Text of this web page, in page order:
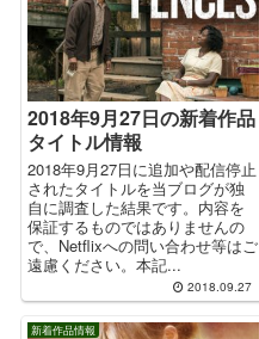
2018年9月27日の新着作品
タイトル情報
2018年9月27日に追加や配信停止
されたタイトルを当ブログが独
自に調査した結果です。内容を
保証するものではありませんの
で、Netflixへの問い合わせ等はご
遠慮ください。本記...
2018.09.27
新着作品情報